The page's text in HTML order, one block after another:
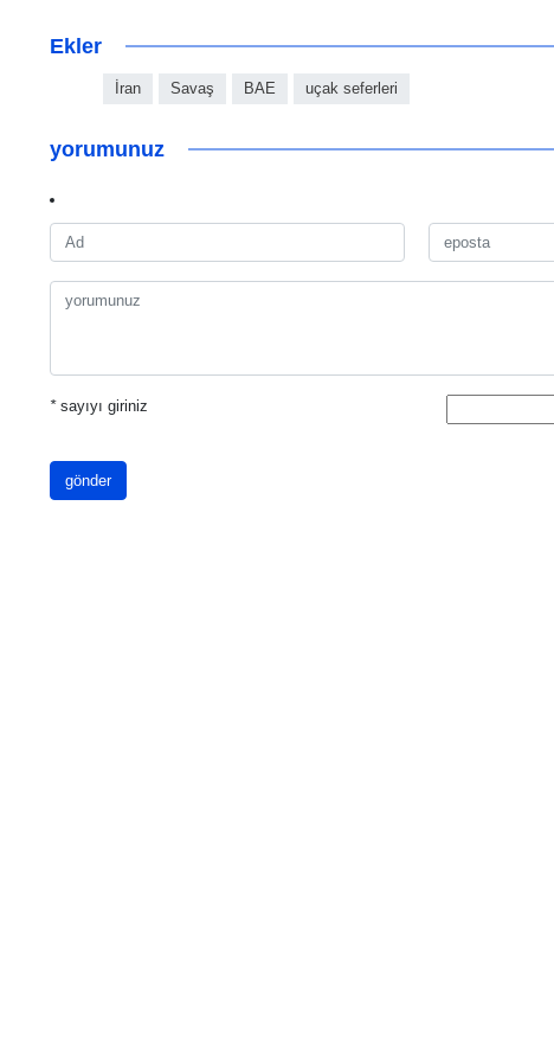
Ekler
İran Savaş BAE uçak seferleri
yorumunuz
*sayıyı giriniz
gönder